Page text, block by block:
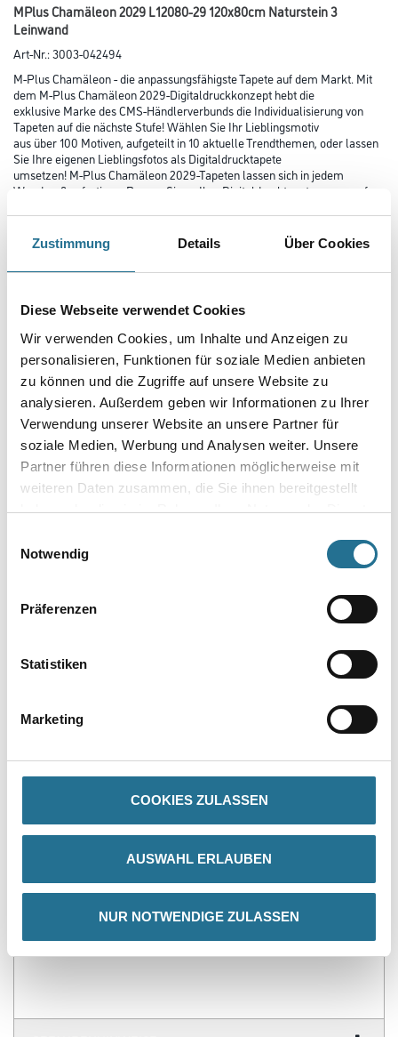
Zustimmung Details Über Cookies
Diese Webseite verwendet Cookies
Wir verwenden Cookies, um Inhalte und Anzeigen zu
personalisieren, Funktionen für soziale Medien anbieten
zu können und die Zugriffe auf unsere Website zu
analysieren. Außerdem geben wir Informationen zu Ihrer
Verwendung unserer Website an unsere Partner für
soziale Medien, Werbung und Analysen weiter. Unsere
Partner führen diese Informationen möglicherweise mit
weiteren Daten zusammen, die Sie ihnen bereitgestellt
haben oder die sie im Rahmen Ihrer Nutzung der Dienste
Notwendig
Präferenzen
Statistiken
Marketing
COOKIES ZULASSEN
AUSWAHL ERLAUBEN
NUR NOTWENDIGE ZULASSEN
MPlus Chamäleon 2029 L12080-29 120x80cm Naturstein 3
Leinwand
Art-Nr.:3003-042494
M-Plus Chamäleon - die anpassungsfähigste Tapete auf dem Markt. Mit
dem M-Plus Chamäleon 2029-Digitaldruckkonzept hebt die
exklusive Marke des CMS-Händlerverbunds die Individualisierung von
Tapeten auf die nächste Stufe! Wählen Sie Ihr Lieblingsmotiv
aus über 100 Motiven, aufgeteilt in 10 aktuelle Trendthemen, oder lassen
Sie Ihre eigenen Lieblingsfotos als Digitaldrucktapete
umsetzen! M-Plus Chamäleon 2029-Tapeten lassen sich in jedem
Wandmaß anfertigen. Passen Sie so Ihre Digitaldrucktapete genau auf
Farbtonbezeichnung
Länge in centimeter
Breite in centimeter
Gebinde
PRODUKTEIGENSCHAFTEN
- Über 100 Motive für jeden Geschmack
- Farblich anpassbare Tapetenmotive
- Hochwertige Trägermaterialien
- Ihr Fotomotiv auf Tapete
- Zertifizierte Faservliese
- Umweltfreundliche Latexfarben